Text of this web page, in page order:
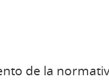
de la